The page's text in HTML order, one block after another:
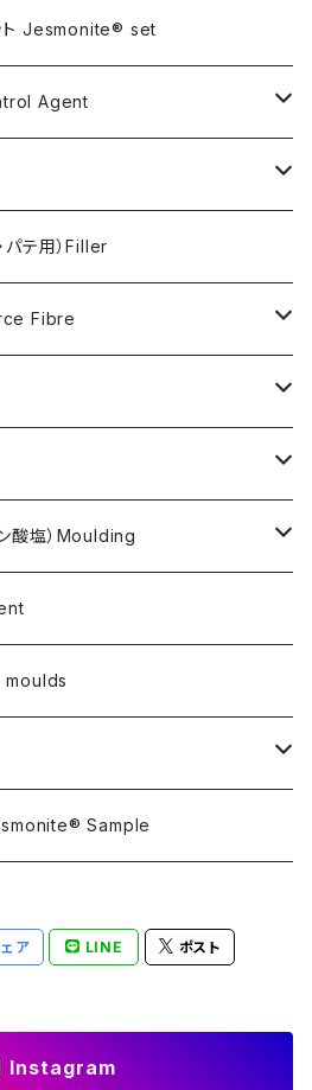
ト Jesmonite® set
Agent
・タレ止め剤）
低下剤)
パテ用）Filler
Fibre
用
)・鉄粉
金属粉入り主材)
用
用
AC730両用
ン酸塩）Moulding
moulds
Sample
ア LINE ポスト
Instagram